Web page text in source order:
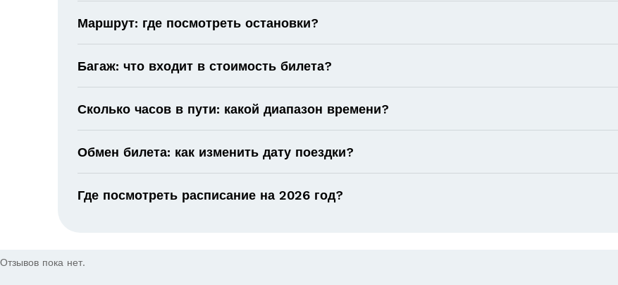
Маршрут: где посмотреть остановки?
Багаж: что входит в стоимость билета?
Сколько часов в пути: какой диапазон времени?
Обмен билета: как изменить дату поездки?
Где посмотреть расписание на 2026 год?
Отзывов пока нет.